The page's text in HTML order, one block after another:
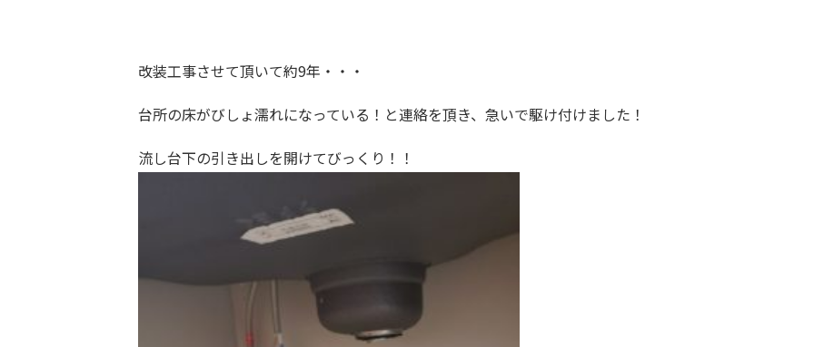
改装工事させて頂いて約9年・・・
台所の床がびしょ濡れになっている！と連絡を頂き、急いで駆け付けました！
流し台下の引き出しを開けてびっくり！！